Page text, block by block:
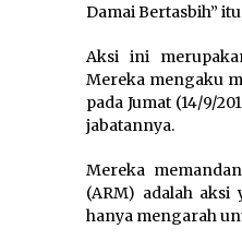
Damai Bertasbih”
Aksi ini
Mereka mengaku
pada Jumat (14/9/
jabatannya.
Mereka
(ARM) adalah
hanya mengarah